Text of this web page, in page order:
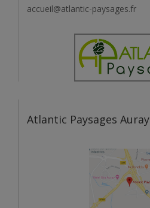
accueil@atlantic-paysages.fr
Atlantic Paysages Auray